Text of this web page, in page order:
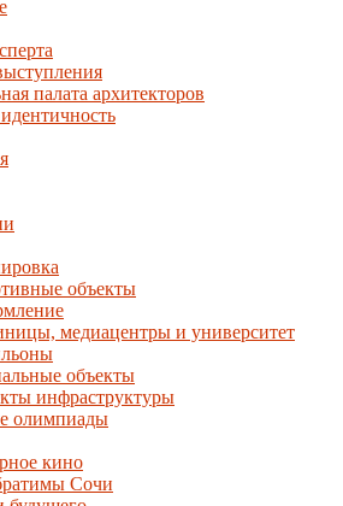
палата архитекторов
объекты
медиацентры и университет
объекты
инфраструктуры
олимпиады
кино
Сочи